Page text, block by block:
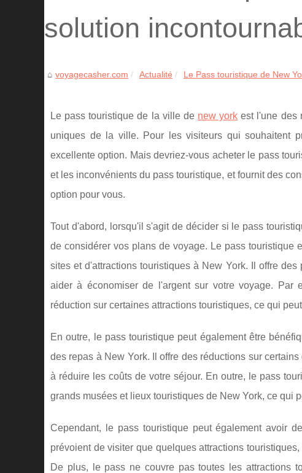
solution
voyagecasher.com Actualité Le Pass touristique de New
Le pass touristique de la ville de new york est l'une des
uniques de la ville. Pour les visiteurs qui souhaitent
excellente option. Mais devriez-vous acheter le pass
et les inconvénients du pass touristique, et fournit des
option pour vous.
Tout d'abord, lorsqu'il s'agit de décider si le pass
de considérer vos plans de voyage. Le pass touristique
sites et d'attractions touristiques à New York. Il offre
aider à économiser de l'argent sur votre voyage.
réduction sur certaines attractions touristiques, ce qui
En outre, le pass touristique peut également être
des repas à New York. Il offre des réductions sur
à réduire les coûts de votre séjour. En outre, le pass
grands musées et lieux touristiques de New York, ce qui
Cependant, le pass touristique peut également avoir
prévoient de visiter que quelques attractions
De plus, le pass ne couvre pas toutes les attractions